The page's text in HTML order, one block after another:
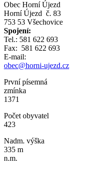
Obec Horní Újezd
Horní Újezd č. 83
753 53 Všechovice
Spojení:
Tel.: 581 622 693
Fax: 581 622 693
E-mail:
obec@horni-ujezd.cz
První písemná
zmínka
1371
Počet obyvatel
423
Nadm. výška
335 m
n.m.